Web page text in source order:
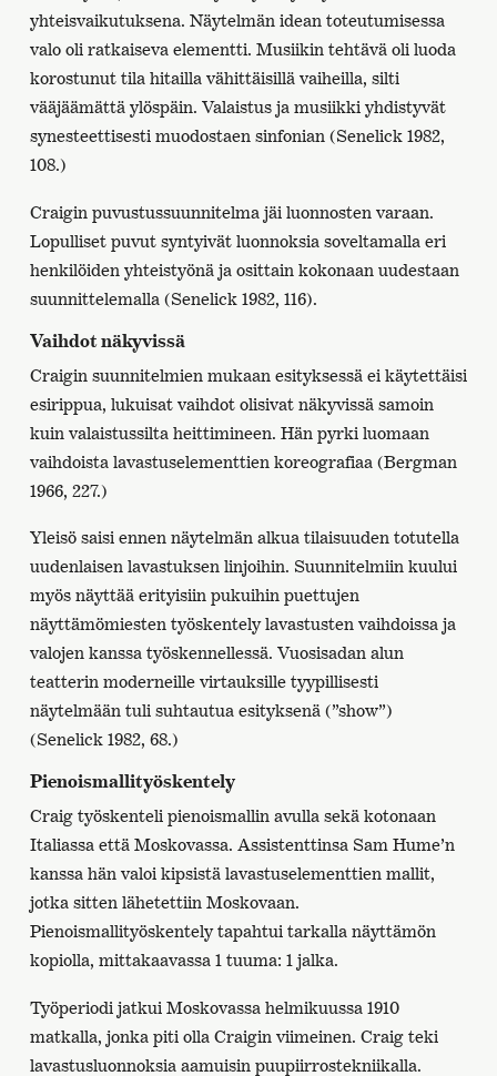
yhteisvaikutuksena. Näytelmän idean toteutumisessa
valo oli ratkaiseva elementti. Musiikin tehtävä oli luoda
korostunut tila hitailla vähittäisillä vaiheilla, silti
vääjäämättä ylöspäin. Valaistus ja musiikki yhdistyvät
synesteettisesti muodostaen sinfonian (Senelick 1982,
108.)
Craigin puvustussuunnitelma jäi luonnosten varaan.
Lopulliset puvut syntyivät luonnoksia soveltamalla eri
henkilöiden yhteistyönä ja osittain kokonaan uudestaan
suunnittelemalla (Senelick 1982, 116).
Vaihdot näkyvissä
Craigin suunnitelmien mukaan esityksessä ei käytettäisi
esirippua, lukuisat vaihdot olisivat näkyvissä samoin
kuin valaistussilta heittimineen. Hän pyrki luomaan
vaihdoista lavastuselementtien koreografiaa (Bergman
1966, 227.)
Yleisö saisi ennen näytelmän alkua tilaisuuden totutella
uudenlaisen lavastuksen linjoihin. Suunnitelmiin kuului
myös näyttää erityisiin pukuihin puettujen
näyttämömiesten työskentely lavastusten vaihdoissa ja
valojen kanssa työskennellessä. Vuosisadan alun
teatterin moderneille virtauksille tyypillisesti
näytelmään tuli suhtautua esityksenä (”show”)
(Senelick 1982, 68.)
Pienoismallityöskentely
Craig työskenteli pienoismallin avulla sekä kotonaan
Italiassa että Moskovassa. Assistenttinsa Sam Hume’n
kanssa hän valoi kipsistä lavastuselementtien mallit,
jotka sitten lähetettiin Moskovaan.
Pienoismallityöskentely tapahtui tarkalla näyttämön
kopiolla, mittakaavassa 1 tuuma: 1 jalka.
Työperiodi jatkui Moskovassa helmikuussa 1910
matkalla, jonka piti olla Craigin viimeinen. Craig teki
lavastusluonnoksia aamuisin puupiirrostekniikalla.